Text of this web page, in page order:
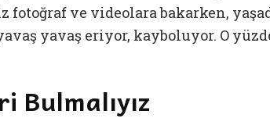
ve videolara bakarken,
yavaş eriyor, kayboluyor. O
Bulmalıyız